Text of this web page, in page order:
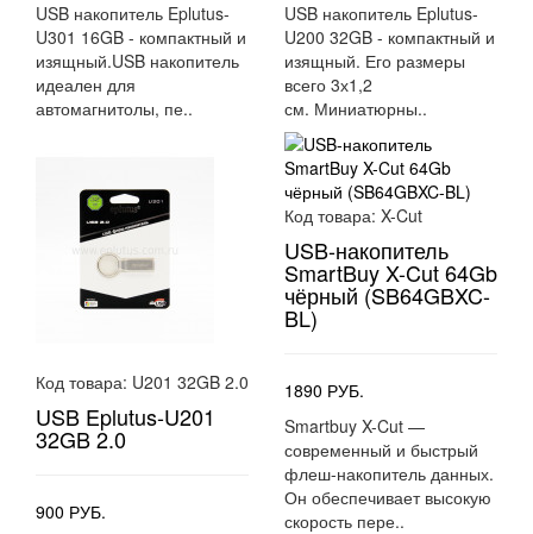
USB накопитель Eplutus-
U301 16GB - компактный и
изящный.USB накопитель
идеален для
автомагнитолы, пе..
USB накопитель Eplutus-
U200 32GB - компактный и
изящный. Его размеры
всего 3х1,2
см. Миниатюрны..
Код товара: U201 32GB 2.0
USB Eplutus-U201
32GB 2.0
900 РУБ.
Код товара: X-Cut
USB-накопитель
SmartBuy X-Cut 64Gb
чёрный (SB64GBXC-
BL)
1890 РУБ.
Smartbuy X-Cut —
современный и быстрый
флеш-накопитель данных.
Он обеспечивает высокую
скорость пере..